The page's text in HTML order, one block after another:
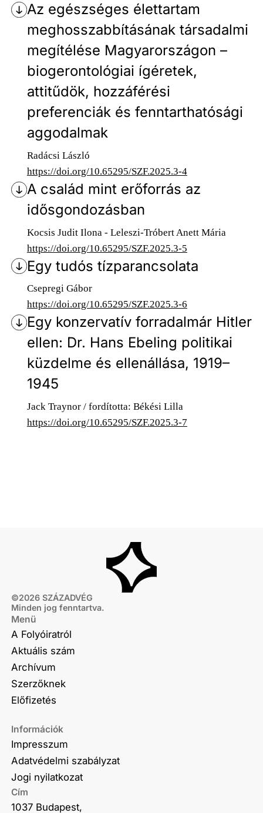
Az egészséges élettartam
meghosszabbításának társadalmi
megítélése Magyarországon –
biogerontológiai ígéretek,
attitűdök, hozzáférési
preferenciák és fenntarthatósági
aggodalmak
Radácsi László
https://doi.org/10.65295/SZF.2025.3-4
A család mint erőforrás az
idősgondozásban
Kocsis Judit Ilona - Leleszi-Tróbert Anett Mária
https://doi.org/10.65295/SZF.2025.3-5
Egy tudós tízparancsolata
Csepregi Gábor
https://doi.org/10.65295/SZF.2025.3-6
Egy konzervatív forradalmár Hitler
ellen: Dr. Hans Ebeling politikai
küzdelme és ellenállása, 1919–
1945
Jack Traynor / fordította: Békési Lilla
https://doi.org/10.65295/SZF.2025.3-7
©2026 SZÁZADVÉG
Minden jog fenntartva.
Menü
A Folyóiratról
Aktuális szám
Archívum
Szerzőknek
Előfizetés
Információk
Impresszum
Adatvédelmi szabályzat
Jogi nyilatkozat
Cím
1037 Budapest,